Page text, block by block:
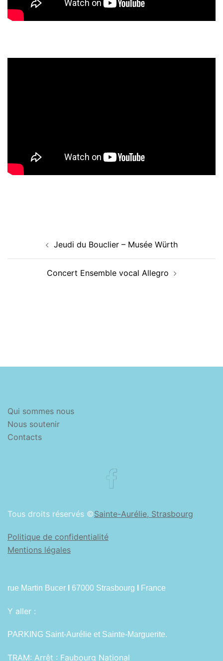
d’article Jeudi du Bouclier – Musée Würth
Concert Ensemble vocal Allegro
Qui sommes nous
Nous soutenir
Contacts
Tous droits réservés ©Sainte-Aurélie, Strasbourg
Politique de confidentialité
Mentions légales
rue Martin Bucer 67000 Strasbourg France
Y aller :
PARKING Saint-Aurélie et Sainte-Marguerite.
TRAM: Arrêt : Faubourg National